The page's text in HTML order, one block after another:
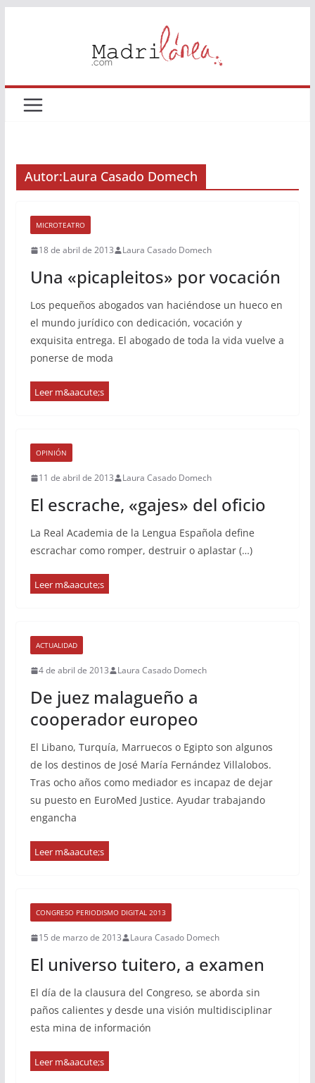
Autor:Laura Casado Domech
MICROTEATRO
18 de abril de 2013 Laura Casado Domech
Una «picapleitos» por vocación
Los pequeños abogados van haciéndose un hueco en
el mundo jurídico con dedicación, vocación y
exquisita entrega. El abogado de toda la vida vuelve a
ponerse de moda
OPINIÓN
11 de abril de 2013 Laura Casado Domech
El escrache, «gajes» del oficio
La Real Academia de la Lengua Española define
escrachar como romper, destruir o aplastar (…)
ACTUALIDAD
4 de abril de 2013 Laura Casado Domech
De juez malagueño a
cooperador europeo
El Libano, Turquía, Marruecos o Egipto son algunos
de los destinos de José María Fernández Villalobos.
Tras ocho años como mediador es incapaz de dejar
su puesto en EuroMed Justice. Ayudar trabajando
engancha
CONGRESO PERIODISMO DIGITAL 2013
15 de marzo de 2013 Laura Casado Domech
El universo tuitero, a examen
El día de la clausura del Congreso, se aborda sin
paños calientes y desde una visión multidisciplinar
esta mina de información